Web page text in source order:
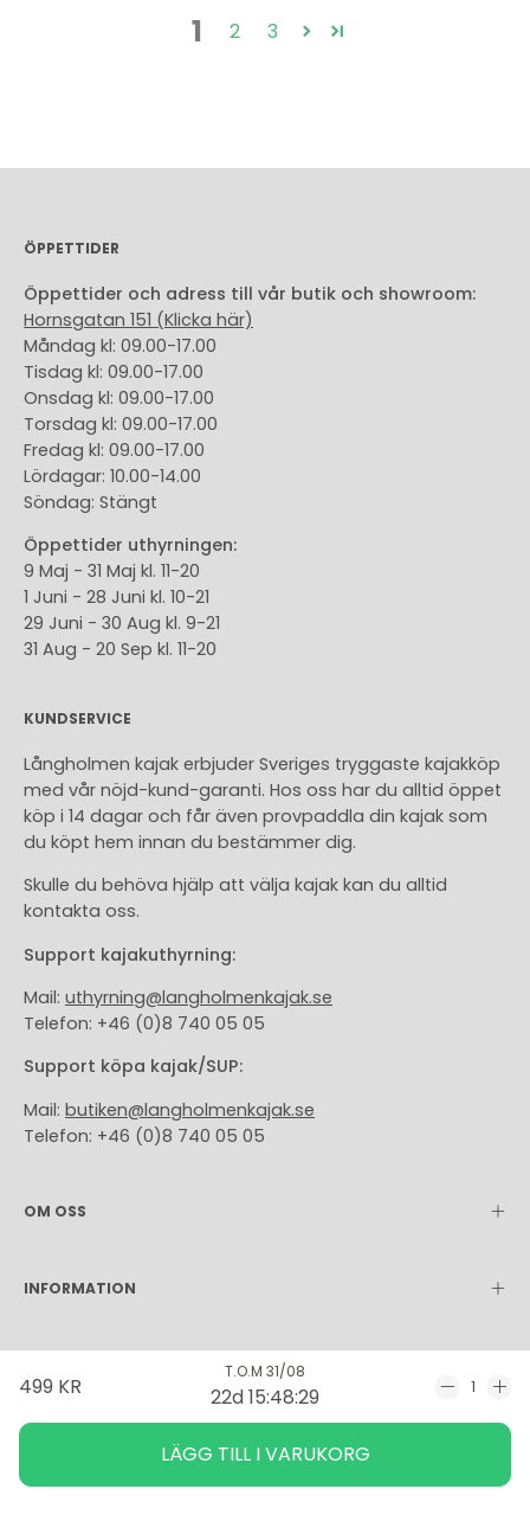
499 KR
T.O.M 31/08
22d 15:48:29
Minska
LÄGG TILL I VARUKORG
1 2 3
ÖPPETTIDER
Öppettider och adress till vår butik och showroom:
Hornsgatan 151 (Klicka här)
Måndag kl: 09.00-17.00
Tisdag kl: 09.00-17.00
Onsdag kl: 09.00-17.00
Torsdag kl: 09.00-17.00
Fredag kl: 09.00-17.00
Lördagar: 10.00-14.00
Söndag: Stängt
Öppettider uthyrningen:
9 Maj - 31 Maj kl. 11-20
1 Juni - 28 Juni kl. 10-21
29 Juni - 30 Aug kl. 9-21
31 Aug - 20 Sep kl. 11-20
KUNDSERVICE
Långholmen kajak erbjuder Sveriges tryggaste kajakköp
med vår nöjd-kund-garanti. Hos oss har du alltid öppet
köp i 14 dagar och får även provpaddla din kajak som
du köpt hem innan du bestämmer dig.
Skulle du behöva hjälp att välja kajak kan du alltid
kontakta oss.
Support kajakuthyrning:
Mail: uthyrning@langholmenkajak.se
Telefon: +46 (0)8 740 05 05
Support köpa kajak/SUP:
Mail: butiken@langholmenkajak.se
Telefon: +46 (0)8 740 05 05
OM OSS
INFORMATION
Språk
Svenska Valuta
© 2026,Långholmen kajak.